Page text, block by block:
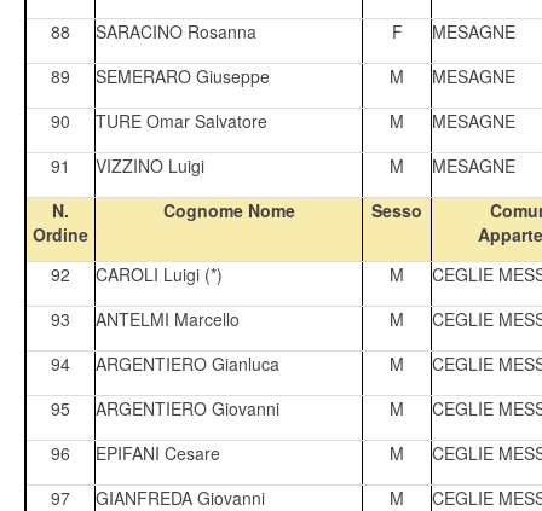
88
SARACINO Rosanna F
MESAGNE
89
SEMERARO Giuseppe M
MESAGNE
90
TURE Omar Salvatore M
MESAGNE
91
VIZZINO Luigi M
MESAGNE
N.
Ordine
Cognome Nome Sesso
92
CAROLI Luigi (*) M
CEGLIE
93
ANTELMI Marcello M
CEGLIE
94
ARGENTIERO Gianluca M
CEGLIE
95
ARGENTIERO Giovanni M
CEGLIE
96
EPIFANI Cesare M
CEGLIE
97
GIANFREDA Giovanni M
CEGLIE